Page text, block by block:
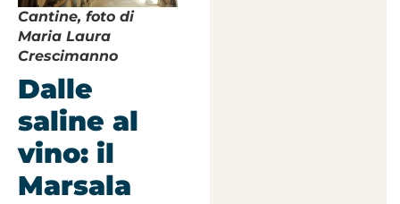
Cantine, foto di
Maria Laura
Crescimanno
Dalle
saline al
vino: il
Marsala